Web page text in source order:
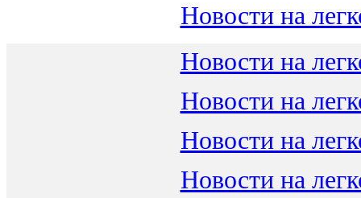
Новости на
Новости на
Новости на
Новости на
Новости на